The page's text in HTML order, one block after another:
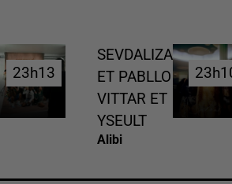
23h13
23h13
SEVDALIZA
ET PABLLO
VITTAR ET
YSEULT
Alibi